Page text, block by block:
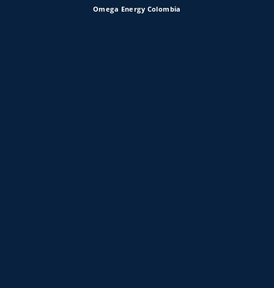
Omega Energy Colombia